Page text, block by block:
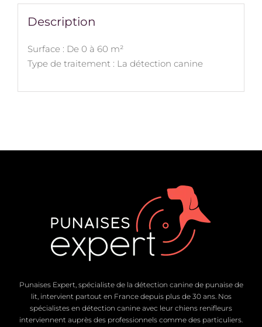
Description
Surface : De 0 à 60 m²
Type de traitement : La détection canine
Punaises Expert, spécialiste de la détection canine de punaise de
lit, intervient partout en France depuis plus de 30 ans. Nos
spécialistes en détection canine avec leur chiens renifleurs
interviennent auprès des professionnels comme des particuliers.